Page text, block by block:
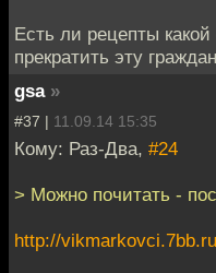
Есть ли рецепты
прекратить эту
gsa »
#37 | 11.09.14 15:35
Кому: Раз-Два, #24
> Можно почитать -
http://